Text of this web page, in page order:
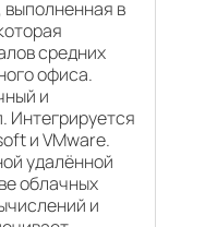
выполненная в
средних
офиса.
и
Интегрируется
и VMware.
удалённой
облачных
и